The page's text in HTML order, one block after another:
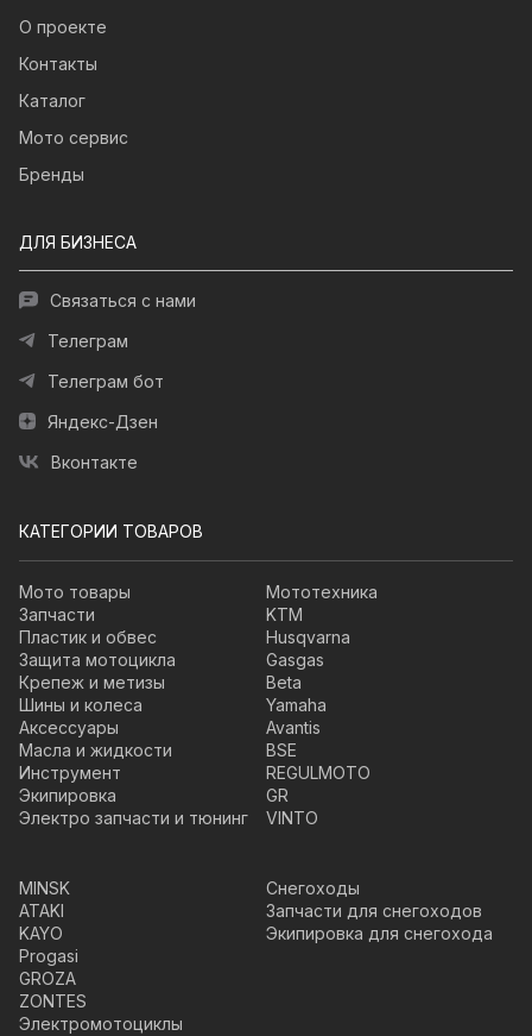
О проекте
Контакты
Каталог
Мото сервис
Бренды
ДЛЯ БИЗНЕСА
Связаться с нами
Телеграм
Телеграм бот
Яндекс-Дзен
Вконтакте
КАТЕГОРИИ ТОВАРОВ
Мото товары
Запчасти
Пластик и обвес
Защита мотоцикла
Крепеж и метизы
Шины и колеса
Аксессуары
Масла и жидкости
Инструмент
Экипировка
Электро запчасти и тюнинг
Мототехника
KTM
Husqvarna
Gasgas
Beta
Yamaha
Avantis
BSE
REGULMOTO
GR
VINTO
MINSK
ATAKI
KAYO
Progasi
GROZA
ZONTES
Электромотоциклы
Снегоходы
Запчасти для снегоходов
Экипировка для снегохода